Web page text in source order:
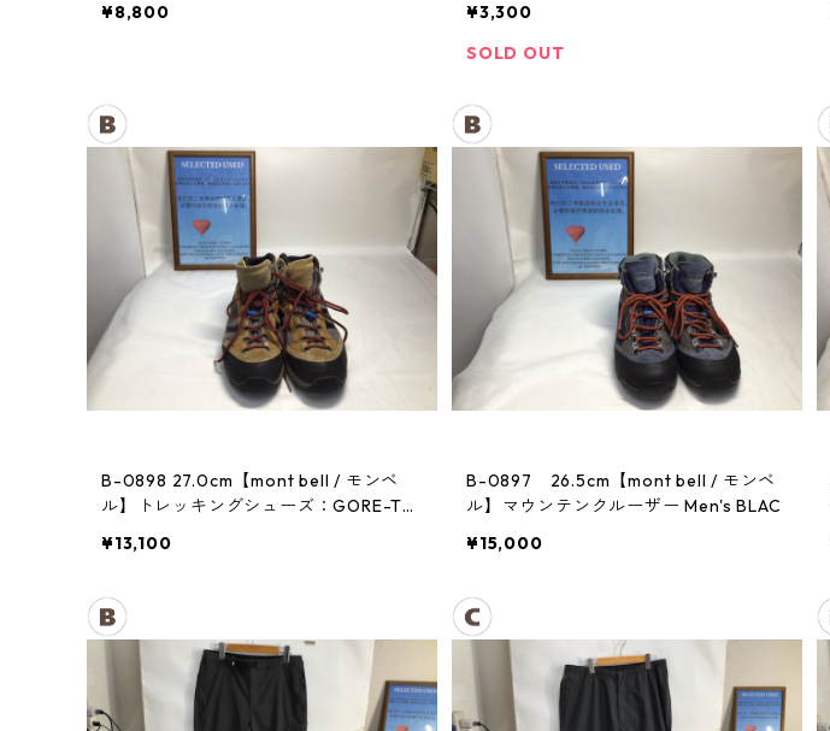
¥8,800
¥3,300
SOLD OUT
B-0898 27.0cm【mont bell / モンベ
ル】トレッキングシューズ：GORE-TE
¥13,100
B-0897 26.5cm【mont bell / モンベ
ル】マウンテンクルーザー Men's BLAC
¥15,000